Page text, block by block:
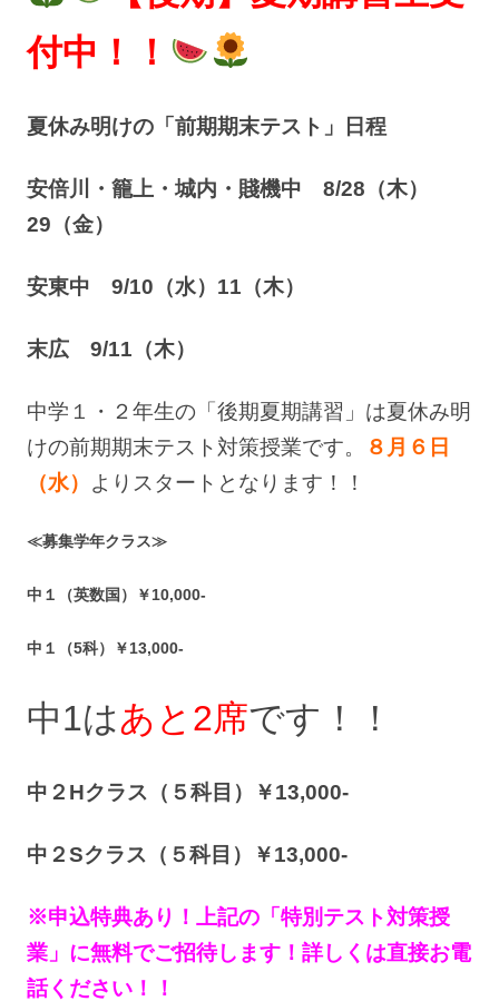
付中！！
夏休み明けの「前期期末テスト」日程
安倍川・籠上・城内・賤機中 8/28（木）
29（金）
安東中 9/10（水）11（木）
末広 9/11（木）
中学１・２年生の「後期夏期講習」は夏休み明
けの前期期末テスト対策授業です。
８月６日
（水） よりスタートとなります！！
≪募集学年クラス≫
中１（英数国）￥10,000-
中１（5科）￥13,000-
中1はあと2席です！！
中２Hクラス（５科目）￥13,000-
中２Sクラス（５科目）￥13,000-
※申込特典あり！上記の「特別テスト対策授
業」に無料でご招待します！詳しくは直接お電
話ください！！